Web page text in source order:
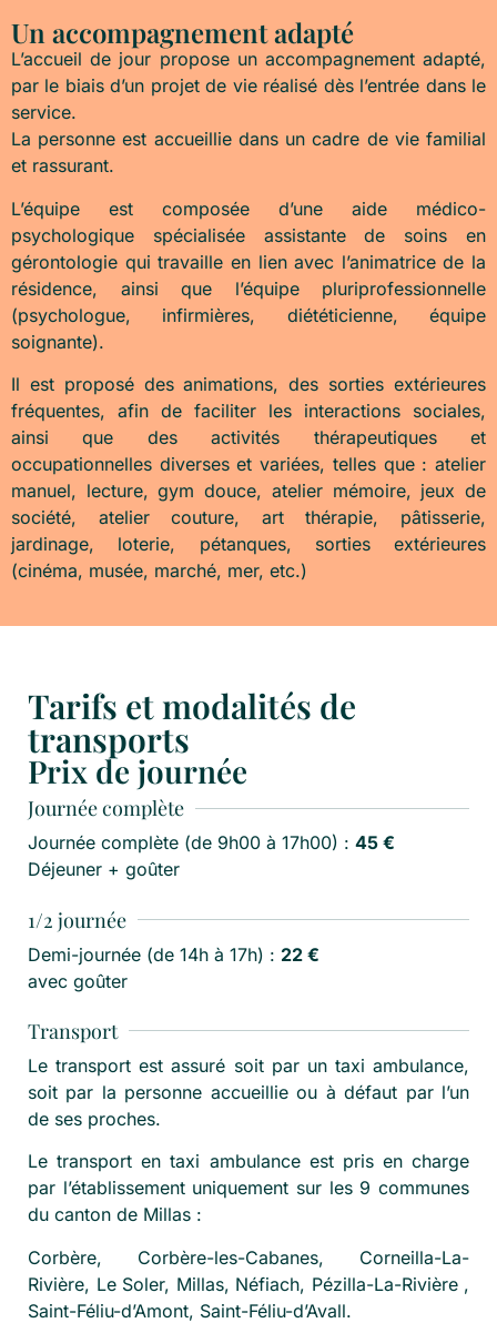
Un accompagnement adapté
L’accueil de jour propose un accompagnement adapté,
par le biais d’un projet de vie réalisé dès l’entrée dans le
service.
La personne est accueillie dans un cadre de vie familial
et rassurant.
L’équipe est composée d’une aide médico-
psychologique spécialisée assistante de soins en
gérontologie qui travaille en lien avec l’animatrice de la
résidence, ainsi que l’équipe pluriprofessionnelle
(psychologue, infirmières, diététicienne, équipe
soignante).
Il est proposé des animations, des sorties extérieures
fréquentes, afin de faciliter les interactions sociales,
ainsi que des activités thérapeutiques et
occupationnelles diverses et variées, telles que : atelier
manuel, lecture, gym douce, atelier mémoire, jeux de
société, atelier couture, art thérapie, pâtisserie,
jardinage, loterie, pétanques, sorties extérieures
(cinéma, musée, marché, mer, etc.)
Tarifs et modalités de
transports
Prix de journée
Journée complète
Journée complète (de 9h00 à 17h00) : 45 €
Déjeuner + goûter
1/2 journée
Demi-journée (de 14h à 17h) : 22 €
avec goûter
Transport
Le transport est assuré soit par un taxi ambulance,
soit par la personne accueillie ou à défaut par l’un
de ses proches.
Le transport en taxi ambulance est pris en charge
par l’établissement uniquement sur les 9 communes
du canton de Millas :
Corbère, Corbère-les-Cabanes, Corneilla-La-
Rivière, Le Soler, Millas, Néfiach, Pézilla-La-Rivière ,
Saint-Féliu-d’Amont, Saint-Féliu-d’Avall.